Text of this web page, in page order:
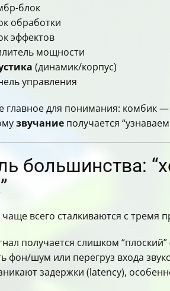
блок
обработки
эффектов
мощности
(динамик/корпус)
управления
главное для понимания: комбик —
звучание получается
большинства:
всего сталкиваются с тремя
получается слишком
фон/шум или перегруз входа
задержки (latency),